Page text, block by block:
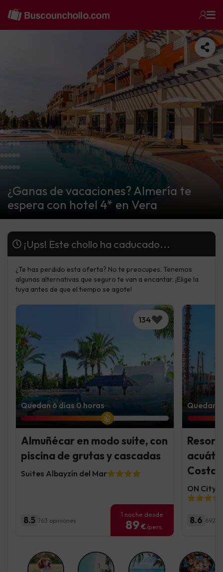
¿Ganas de vacaciones? Almería te
espera con hotel 4* en Vera
¡Ups! Este chollo ha caducado...
¿Te has perdido esta oferta? No te preocupes. Tenemos
algunas alternativas que seguro te van a encantar. ¡Elige la
tuya antes de que el tiempo se agote!
134
Quedan 6 días 0 horas
Almuñécar en modo suite, con
piscina de grutas y cascadas
Suites Albayzín del Mar
8.5 763 opiniones
1 noche desde
89€/pers.
Quedan
Resort
Costa
ON City
8.6 692